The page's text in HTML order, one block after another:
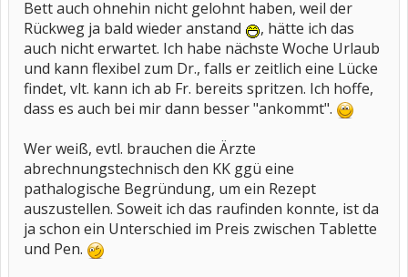
Bett auch ohnehin nicht gelohnt haben, weil der
Rückweg ja bald wieder anstand
, hätte ich das
auch nicht erwartet. Ich habe nächste Woche Urlaub
und kann flexibel zum Dr., falls er zeitlich eine Lücke
findet, vlt. kann ich ab Fr. bereits spritzen. Ich hoffe,
dass es auch bei mir dann besser "ankommt".
Wer weiß, evtl. brauchen die Ärzte
abrechnungstechnisch den KK ggü eine
pathalogische Begründung, um ein Rezept
auszustellen. Soweit ich das raufinden konnte, ist da
ja schon ein Unterschied im Preis zwischen Tablette
und Pen.